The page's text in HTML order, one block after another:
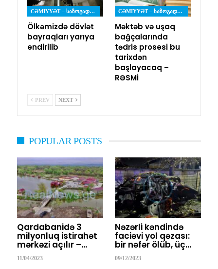
CƏMIYYƏT – ᲡᲐᲖᲝᲒᲐᲓᲝᲔᲑᲐ
Ölkəmizdə dövlət
bayraqları yarıya
endirilib
CƏMIYYƏT – ᲡᲐᲖᲝᲒᲐᲓᲝᲔᲑᲐ
Məktəb və uşaq
bağçalarında
tədris prosesi bu
tarixdən
başlayacaq –
RƏSMİ
PREV NEXT
POPULAR POSTS
Qardabanidə 3
milyonluq istirahət
mərkəzi açılır –…
11/04/2023
Nəzərli kəndində
faciəvi yol qəzası:
bir nəfər ölüb, üç…
09/12/2023